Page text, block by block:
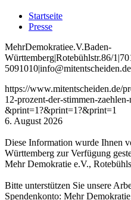
Startseite
Presse
MehrDemokratiee.V.Baden-
Württemberg|Rotebühlstr.86/1 |
5091010|info@mitentscheiden.de
https://www.mitentscheiden.de/
12-prozent-der-stimmen-
&print=1?&print=1?&print=1
6. August 2026
Diese Information wurde Ihnen
Württemberg zur Verfügung
Mehr Demokratie e.V.,
Bitte unterstützen Sie unsere
Spendenkonto: Mehr